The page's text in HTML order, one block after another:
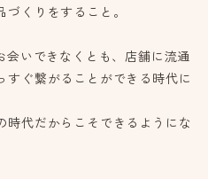
くりをすること。
いできなくとも、店舗に流通
すぐ繋がることができる時代に
時代だからこそできるようにな